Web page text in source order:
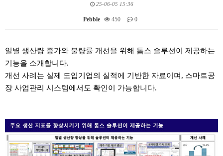
25-06-05 15:36
Pebble 450 0
일별 생산량 증가와 불량률 개선을 위해 톰스 솔루션이 제공하는
기능을 소개합니다.
개선 사례는 실제 도입기업의 실적에 기반한 자료이며, 스마트공
장 사업관리 시스템에서도 확인이 가능합니다.